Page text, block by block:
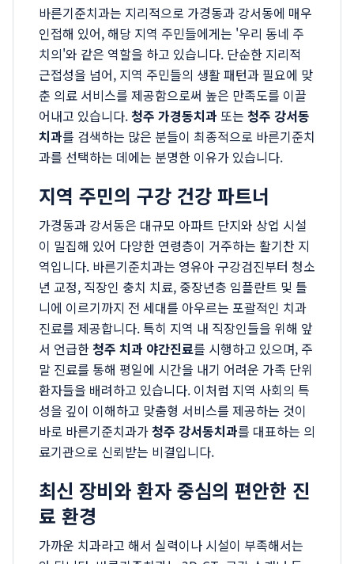
바른기준치과는 지리적으로 가경동과 강서동에 매우
인접해 있어, 해당 지역 주민들에게는 '우리 동네 주
치의'와 같은 역할을 하고 있습니다. 단순한 지리적
근접성을 넘어, 지역 주민들의 생활 패턴과 필요에 맞
춘 의료 서비스를 제공함으로써 높은 만족도를 이끌
어내고 있습니다.청주 가경동치과 또는 청주 강서동
치과를 검색하는 많은 분들이 최종적으로 바른기준치
과를 선택하는 데에는 분명한 이유가 있습니다.
지역 주민의 구강 건강 파트너
가경동과 강서동은 대규모 아파트 단지와 상업 시설
이 밀집해 있어 다양한 연령층이 거주하는 활기찬 지
역입니다. 바른기준치과는 영유아 구강검진부터 청소
년 교정, 직장인 충치 치료, 중장년층 임플란트 및 틀
니에 이르기까지 전 세대를 아우르는 포괄적인 치과
진료를 제공합니다. 특히 지역 내 직장인들을 위해 앞
서 언급한청주 치과 야간진료를 시행하고 있으며, 주
말 진료를 통해 평일에 시간을 내기 어려운 가족 단위
환자들을 배려하고 있습니다. 이처럼 지역 사회의 특
성을 깊이 이해하고 맞춤형 서비스를 제공하는 것이
바로 바른기준치과가청주 강서동치과를 대표하는 의
료기관으로 신뢰받는 비결입니다.
최신 장비와 환자 중심의 편안한 진
료 환경
가까운 치과라고 해서 실력이나 시설이 부족해서는